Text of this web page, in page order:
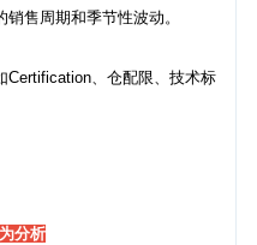
售周期和季节性波动。
Certification、仓配限、技术标
分析